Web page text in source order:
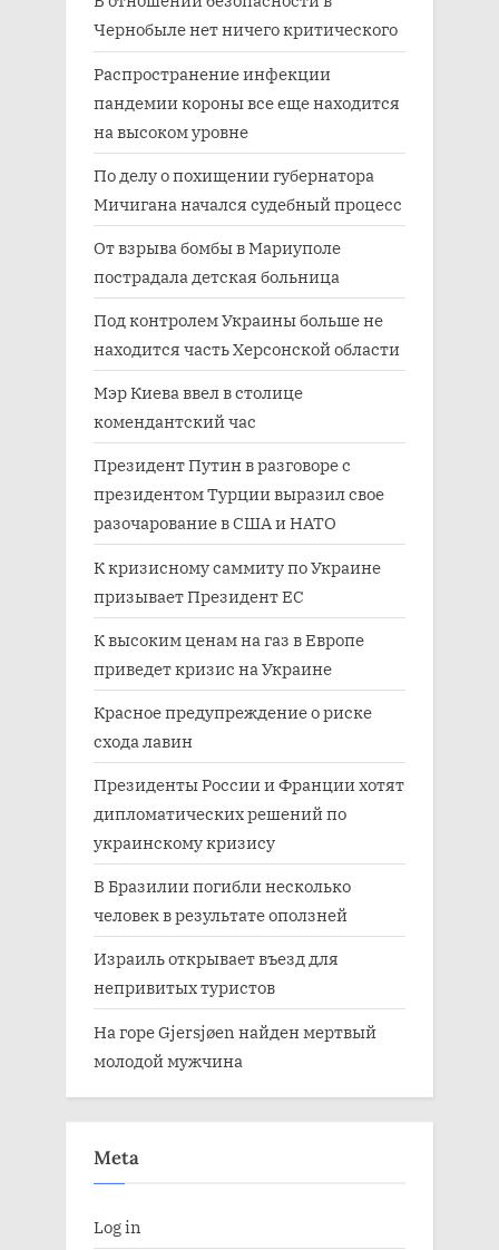
Чернобыле нет ничего критического
Распространение инфекции
пандемии короны все еще находится
на высоком уровне
По делу о похищении губернатора
Мичигана начался судебный процесс
От взрыва бомбы в Мариуполе
пострадала детская больница
Под контролем Украины больше не
находится часть Херсонской области
Мэр Киева ввел в столице
комендантский час
Президент Путин в разговоре с
президентом Турции выразил свое
разочарование в США и НАТО
К кризисному саммиту по Украине
призывает Президент ЕС
К высоким ценам на газ в Европе
приведет кризис на Украине
Красное предупреждение о риске
схода лавин
Президенты России и Франции хотят
дипломатических решений по
украинскому кризису
В Бразилии погибли несколько
человек в результате оползней
Израиль открывает въезд для
непривитых туристов
На горе Gjersjøen найден мертвый
молодой мужчина
Meta
Log in